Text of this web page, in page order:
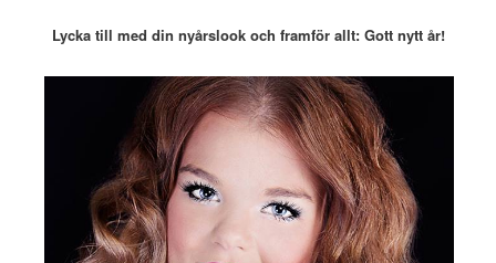
Lycka till med din nyårslook och framför allt: Gott nytt år!